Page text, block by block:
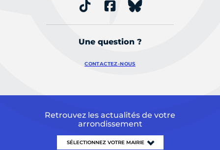
Une question ?
CONTACTEZ-NOUS
Retrouvez les actualités de votre
arrondissement